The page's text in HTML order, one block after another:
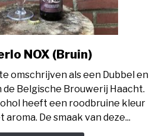
link
Tongerlo
NOX
(Bruin)
NOX (Bruin)
omschrijven als een Dubbel en
de Belgische Brouwerij Haacht.
heeft een roodbruine kleur
De smaak van deze...